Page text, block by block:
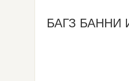
БАГЗ БАННИ